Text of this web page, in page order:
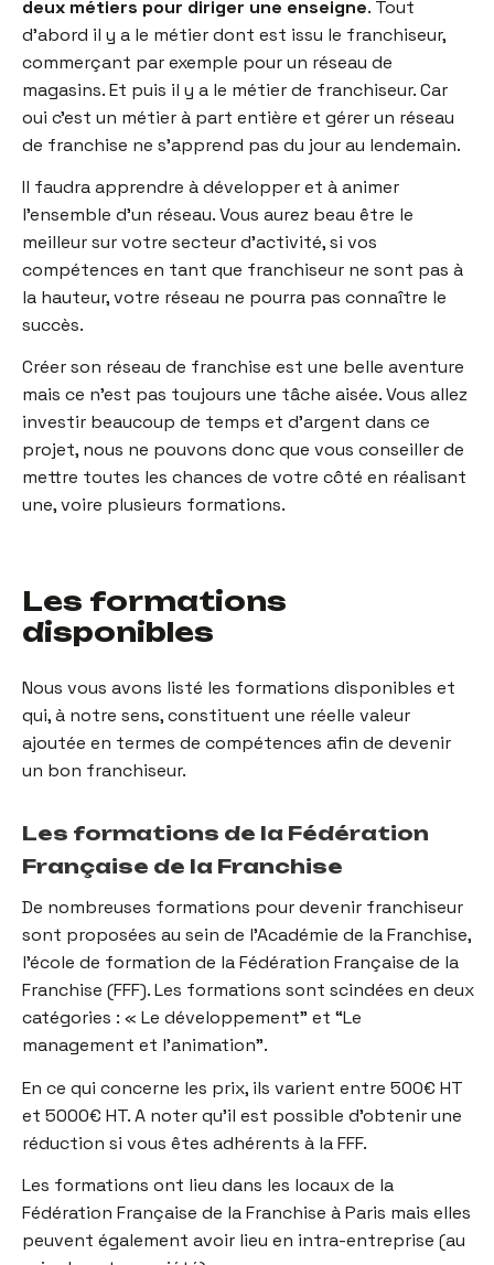
deux métiers pour diriger une enseigne. Tout
d’abord il y a le métier dont est issu le franchiseur,
commerçant par exemple pour un réseau de
magasins. Et puis il y a le métier de franchiseur. Car
oui c’est un métier à part entière et gérer un réseau
de franchise ne s’apprend pas du jour au lendemain.
Il faudra apprendre à développer et à animer
l’ensemble d’un réseau. Vous aurez beau être le
meilleur sur votre secteur d’activité, si vos
compétences en tant que franchiseur ne sont pas à
la hauteur, votre réseau ne pourra pas connaître le
succès.
Créer son réseau de franchise est une belle aventure
mais ce n’est pas toujours une tâche aisée. Vous allez
investir beaucoup de temps et d’argent dans ce
projet, nous ne pouvons donc que vous conseiller de
mettre toutes les chances de votre côté en réalisant
une, voire plusieurs formations.
Les formations
disponibles
Nous vous avons listé les formations disponibles et
qui, à notre sens, constituent une réelle valeur
ajoutée en termes de compétences afin de devenir
un bon franchiseur.
Les formations de la Fédération
Française de la Franchise
De nombreuses formations pour devenir franchiseur
sont proposées au sein de l’Académie de la Franchise,
l’école de formation de la Fédération Française de la
Franchise (FFF). Les formations sont scindées en deux
catégories : « Le développement” et “Le
management et l’animation”.
En ce qui concerne les prix, ils varient entre 500€ HT
et 5000€ HT. A noter qu’il est possible d’obtenir une
réduction si vous êtes adhérents à la FFF.
Les formations ont lieu dans les locaux de la
Fédération Française de la Franchise à Paris mais elles
peuvent également avoir lieu en intra-entreprise (au